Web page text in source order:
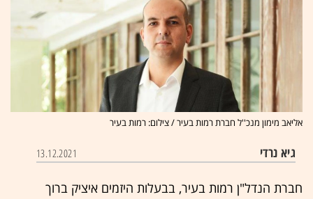
אליאב מימון מנכ''ל חברת רמות בעיר / צילום: רמות בעיר
גיא נרדי 13.12.2021
חברת הנדל"ן רמות בעיר, בבעלות היזמים איציק ברוך